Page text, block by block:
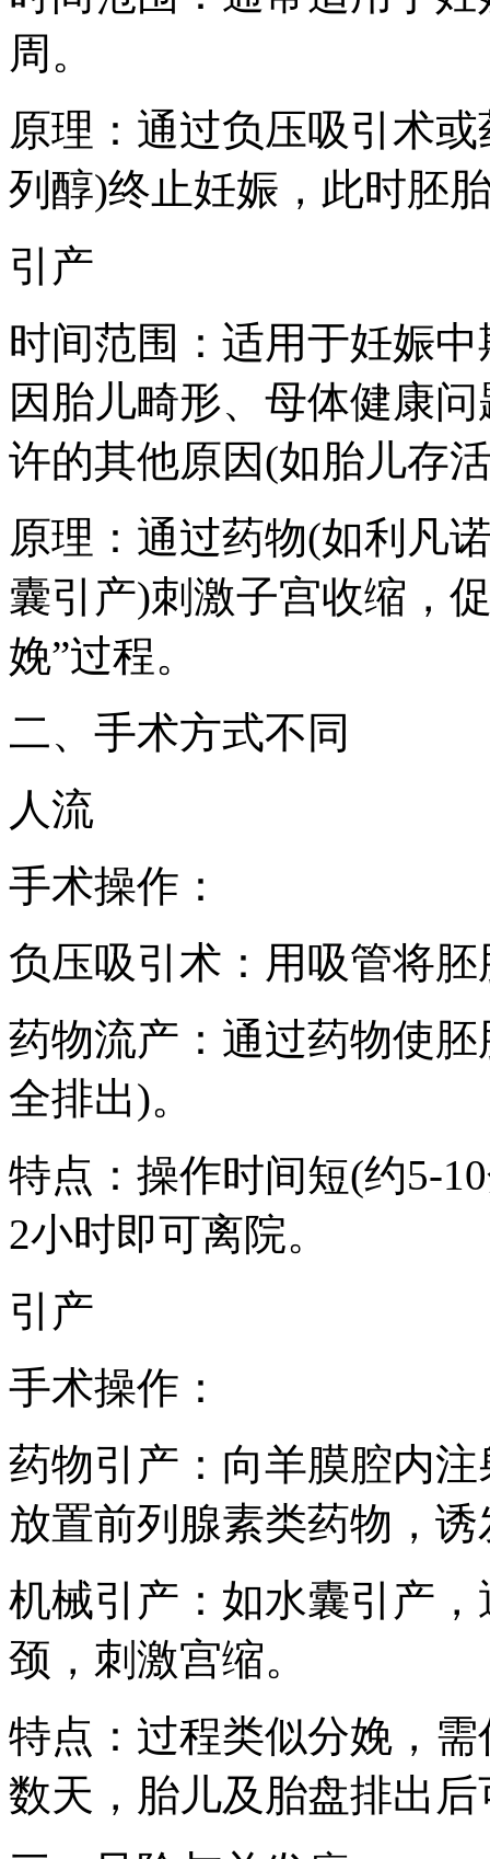
周。
原理：通过负压吸引术
列醇)终止妊娠，此时胚
引产
时间范围：适用于妊娠
因胎儿畸形、母体健康
许的其他原因(如胎儿存
原理：通过药物(如利凡
囊引产)刺激子宫收缩，
娩”过程。
二、手术方式不同
人流
手术操作：
负压吸引术：用吸管将
药物流产：通过药物使
全排出)。
特点：操作时间短(约5-
2小时即可离院。
引产
手术操作：
药物引产：向羊膜腔内
放置前列腺素类药物，
机械引产：如水囊引产
颈，刺激宫缩。
特点：过程类似分娩，
数天，胎儿及胎盘排出